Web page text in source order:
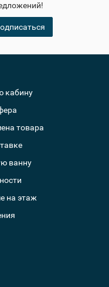
кабину
товара
ванну
на этаж